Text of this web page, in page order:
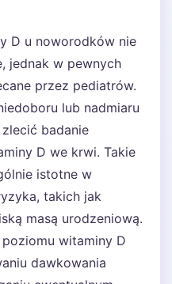
D u noworodków nie
jednak w pewnych
przez pediatrów.
lub nadmiaru
badanie
D we krwi. Takie
istotne w
takich jak
masą urodzeniową.
witaminy D
dawkowania